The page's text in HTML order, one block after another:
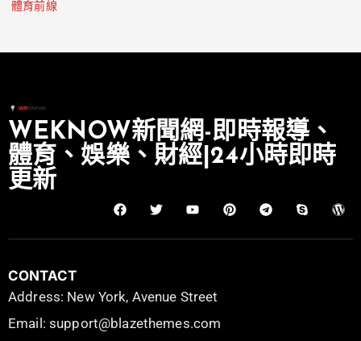
體育前線
WEKNOW新聞網-即時報導、
體育、娛樂、財經|24小時即時
更新
CONTACT
Address: New York, Avenue Street
Email: support@blazethemes.com